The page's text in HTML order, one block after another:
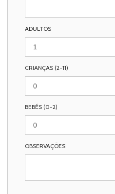
ADULTOS
CRIANÇAS (2-11)
BEBÉS (0-2)
OBSERVAÇÕES